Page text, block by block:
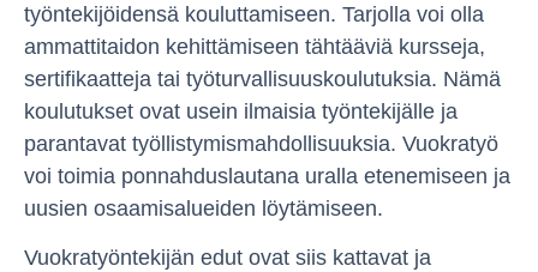
työntekijöidensä kouluttamiseen. Tarjolla voi olla
ammattitaidon kehittämiseen tähtääviä kursseja,
sertifikaatteja tai työturvallisuuskoulutuksia. Nämä
koulutukset ovat usein ilmaisia työntekijälle ja
parantavat työllistymismahdollisuuksia. Vuokratyö
voi toimia ponnahduslautana uralla etenemiseen ja
uusien osaamisalueiden löytämiseen.
Vuokratyöntekijän edut ovat siis kattavat ja